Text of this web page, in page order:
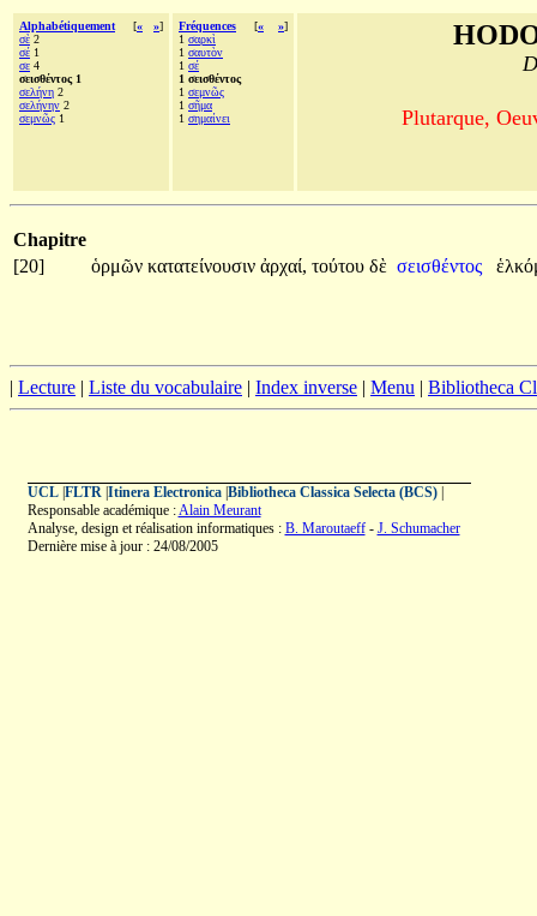
Alphabétiquement [« »]
σὲ 2
σέ 1
σε 4
σεισθέντος 1
σελήνη 2
σελήνην 2
σεμνῶς 1
Fréquences [« »]
1 σαρκὶ
1 σαυτὸν
1 σέ
1 σεισθέντος
1 σεμνῶς
1 σῆμα
1 σημαίνει Plutarque,
Chapitre
[20]
ὁρμῶν κατατείνουσιν ἀρχαί, τούτου δὲ σεισθέντος
| Lecture | Liste du vocabulaire | Index inverse | Menu | Bibliotheca
UCL| FLTR| Itinera Electronica| Bibliotheca Classica Selecta (BCS)|
Responsable académique :Alain Meurant
Analyse, design et réalisation informatiques : B. Maroutaeff- J. Schumacher
Dernière mise à jour : 24/08/2005